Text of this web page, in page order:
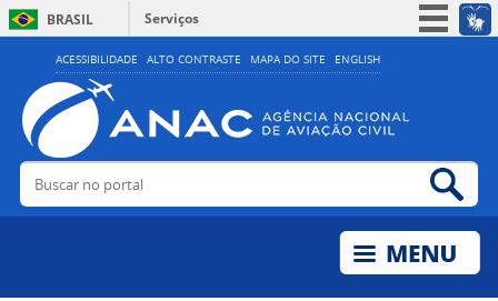
ACESSIBILIDADE ALTO CONTRASTE MAPA DO SITE ENGLISH
BRASIL
Serviços
Simplifique!
Acesso à informação
Legislação
Buscar no portal